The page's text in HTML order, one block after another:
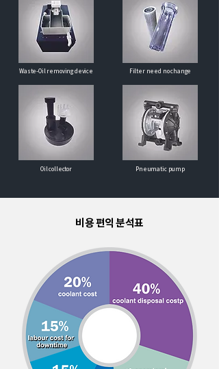
Waste-Oil removing device
Oil collector
Filter need no change
Pneumatic pump
비용 편익 분석표